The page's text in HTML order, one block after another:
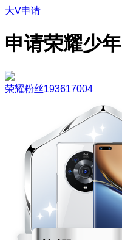
大V申请
申请荣耀少年
荣耀粉丝193617004